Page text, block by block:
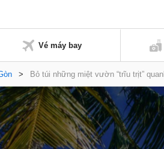
Vé máy bay
> Bỏ túi những miệt vườn “trĩu trịt”